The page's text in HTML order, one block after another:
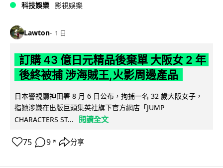
科技娛樂 影視娛樂
Lawton 1 日
訂購 43 億日元精品後棄單 大阪女 2 年
後終被捕 涉海賊王,火影周邊產品
日本警視廳神田署 8 月 6 日公布，拘捕一名 32 歲大阪女子，
指她涉嫌在出版巨頭集英社旗下官方網店「JUMP
CHARACTERS ST...
閱讀全文
75 9 ↗ 分享